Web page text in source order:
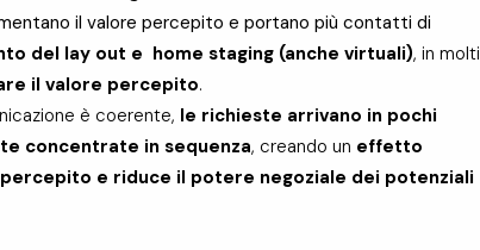
il valore percepito e portano più contatti di
del lay out e home staging (anche virtuali), in molti
il valore percepito.
è coerente, le richieste arrivano in pochi
concentrate in sequenza, creando un effetto
e riduce il potere negoziale dei potenziali